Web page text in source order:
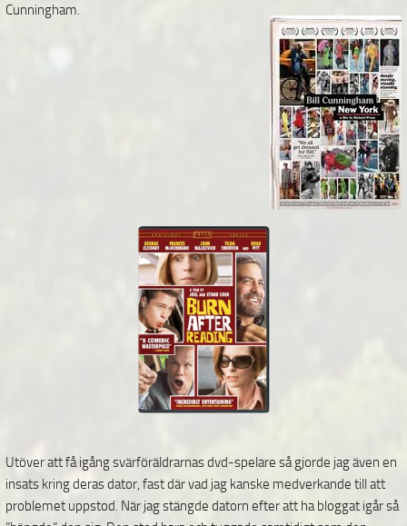
Cunningham.
Utöver att få igång svärföräldrarnas dvd-spelare så gjorde jag även en
insats kring deras dator, fast där vad jag kanske medverkande till att
problemet uppstod. När jag stängde datorn efter att ha bloggat igår så